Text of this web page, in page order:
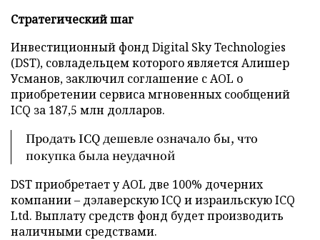
Стратегический шаг
Инвестиционный фонд Digital Sky Technologies
(DST), совладельцем которого является Алишер
Усманов, заключил соглашение с AOL о
приобретении сервиса мгновенных сообщений
ICQ за 187,5 млн долларов.
Продать ICQ дешевле означало бы, что
покупка была неудачной
DST приобретает у AOL две 100% дочерних
компании – дэлаверскую ICQ и израильскую ICQ
Ltd. Выплату средств фонд будет производить
наличными средствами.